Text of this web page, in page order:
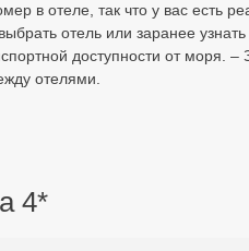
в отеле, так что у вас есть
отель или заранее узнать
доступности от моря. –
отелями.
4*